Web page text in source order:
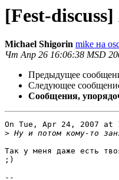
[Fest-
Michael Shigorin mike на
Чт Апр 26 16:06:38 MSD
Предыдущее
Следующее
Сообщения,
On Tue, Apr 24, 2007 at
>
Так у меня даже есть
;)
--